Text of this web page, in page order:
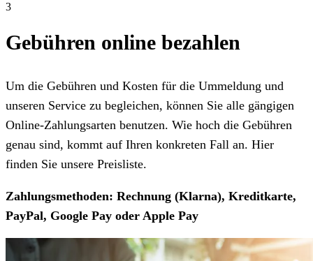
3
Gebühren online bezahlen
Um die Gebühren und Kosten für die Ummeldung und
unseren Service zu begleichen, können Sie alle gängigen
Online-Zahlungsarten benutzen. Wie hoch die Gebühren
genau sind, kommt auf Ihren konkreten Fall an. Hier
finden Sie unsere Preisliste.
Zahlungsmethoden: Rechnung (Klarna), Kreditkarte,
PayPal, Google Pay oder Apple Pay